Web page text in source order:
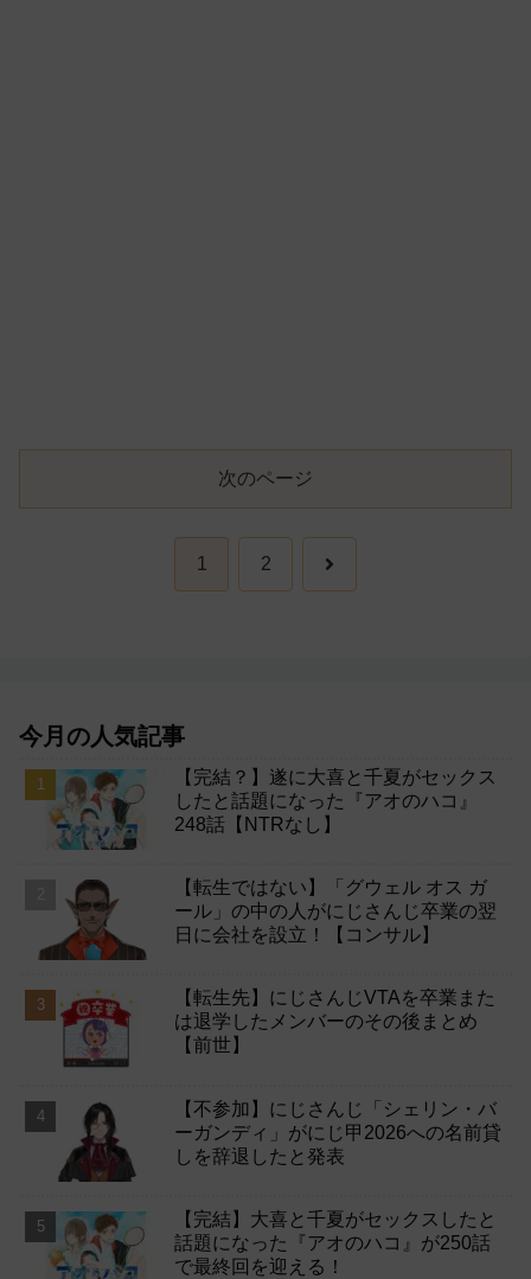
次のページ
1 2 次
今月の人気記事
【完結？】遂に大喜と千夏がセックス
したと話題になった『アオのハコ』
248話【NTRなし】
【転生ではない】「グウェル オス ガ
ール」の中の人がにじさんじ卒業の翌
日に会社を設立！【コンサル】
【転生先】にじさんじVTAを卒業また
は退学したメンバーのその後まとめ
【前世】
【不参加】にじさんじ「シェリン・バ
ーガンディ」がにじ甲2026への名前貸
しを辞退したと発表
【完結】大喜と千夏がセックスしたと
話題になった『アオのハコ』が250話
で最終回を迎える！